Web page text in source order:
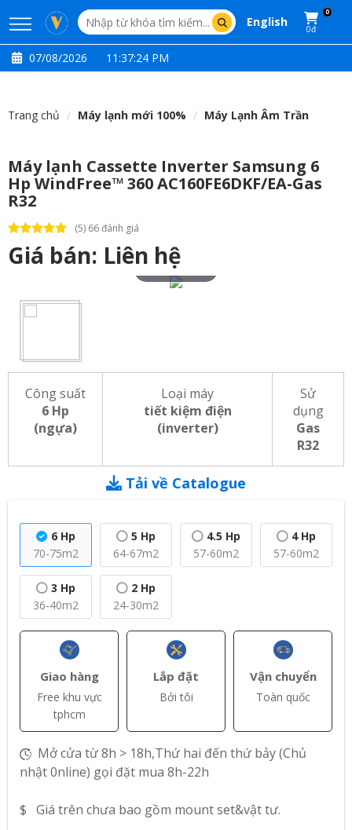
English
0
0đ
07/08/2026 11:37:25 PM
Trang chủ Máy lạnh mới 100% Máy Lạnh Âm Trần
Máy lạnh Cassette Inverter Samsung 6
Hp WindFree™ 360 AC160FE6DKF/EA-Gas
R32
(5) 66 đánh giá
Giá bán: Liên hệ
Touch to zoom
Công suất
6 Hp
(ngựa)
Loại máy
tiết kiệm điện
(inverter)
Sử
dụng
Gas
R32
Tải về Catalogue
6 Hp
70-75m2
5 Hp
64-67m2
4.5 Hp
57-60m2
4 Hp
57-60m2
3 Hp
36-40m2
2 Hp
24-30m2
Giao hàng
Free khu vực
tphcm
Lắp đặt
Bởi tôi
Vận chuyển
Toàn quốc
Mở cửa từ 8h > 18h,Thứ hai đến thứ bảy (Chủ
nhật 0nline) gọi đặt mua 8h-22h
$ Giá trên chưa bao gồm mount set&vật tư.